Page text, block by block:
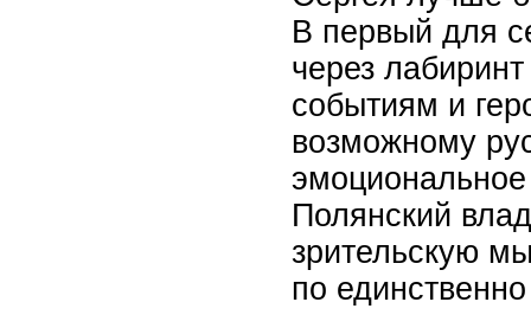
В первый для
через
событиям и
возможному
эмоциональное
Полянский
зрительскую
по